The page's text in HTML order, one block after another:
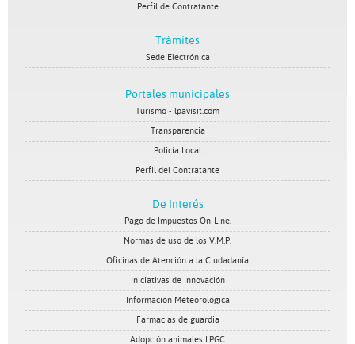
Perfil de Contratante
Trámites
Sede Electrónica
Portales municipales
Turismo - lpavisit.com
Transparencia
Policía Local
Perfil del Contratante
De Interés
Pago de Impuestos On-Line.
Normas de uso de los V.M.P.
Oficinas de Atención a la Ciudadanía
Iniciativas de Innovación
Información Meteorológica
Farmacias de guardia
Adopción animales LPGC